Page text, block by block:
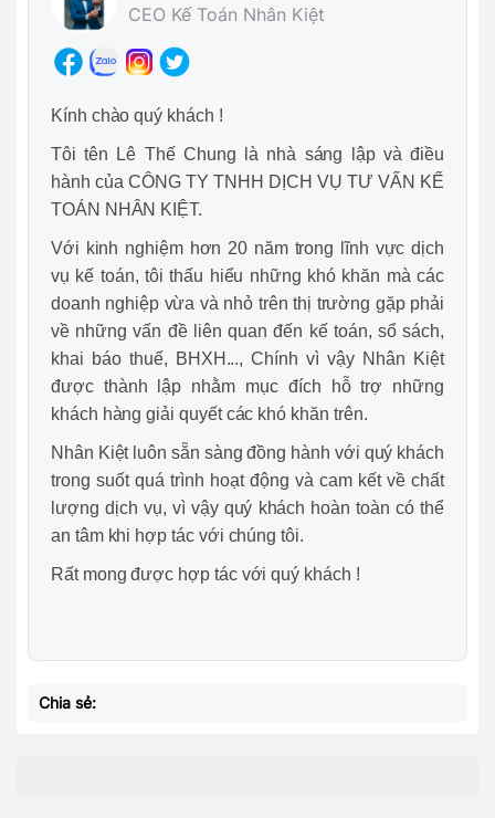
CEO Kế Toán Nhân Kiệt
Kính chào quý khách !
Tôi tên Lê Thế Chung là nhà sáng lập và điều
hành của CÔNG TY TNHH DỊCH VỤ TƯ VẤN KẾ
TOÁN NHÂN KIỆT.
Với kinh nghiệm hơn 20 năm trong lĩnh vực dịch
vụ kế toán, tôi thấu hiểu những khó khăn mà các
doanh nghiệp vừa và nhỏ trên thị trường gặp phải
về những vấn đề liên quan đến kế toán, sổ sách,
khai báo thuế, BHXH..., Chính vì vậy Nhân Kiệt
được thành lập nhằm mục đích hỗ trợ những
khách hàng giải quyết các khó khăn trên.
Nhân Kiệt luôn sẵn sàng đồng hành với quý khách
trong suốt quá trình hoạt động và cam kết về chất
lượng dịch vụ, vì vậy quý khách hoàn toàn có thể
an tâm khi hợp tác với chúng tôi.
Rất mong được hợp tác với quý khách !
Chia sẻ: